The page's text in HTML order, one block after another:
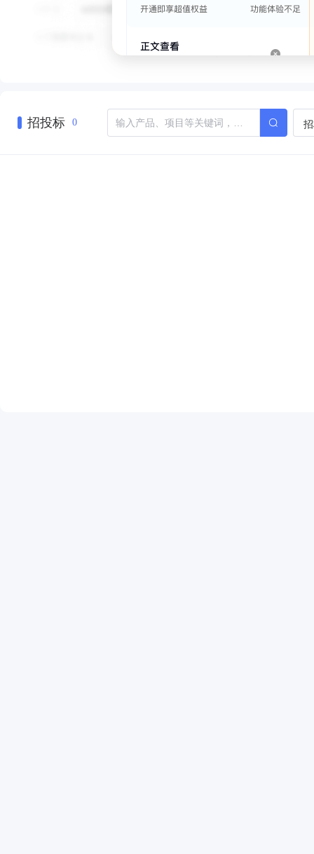
招投标 0